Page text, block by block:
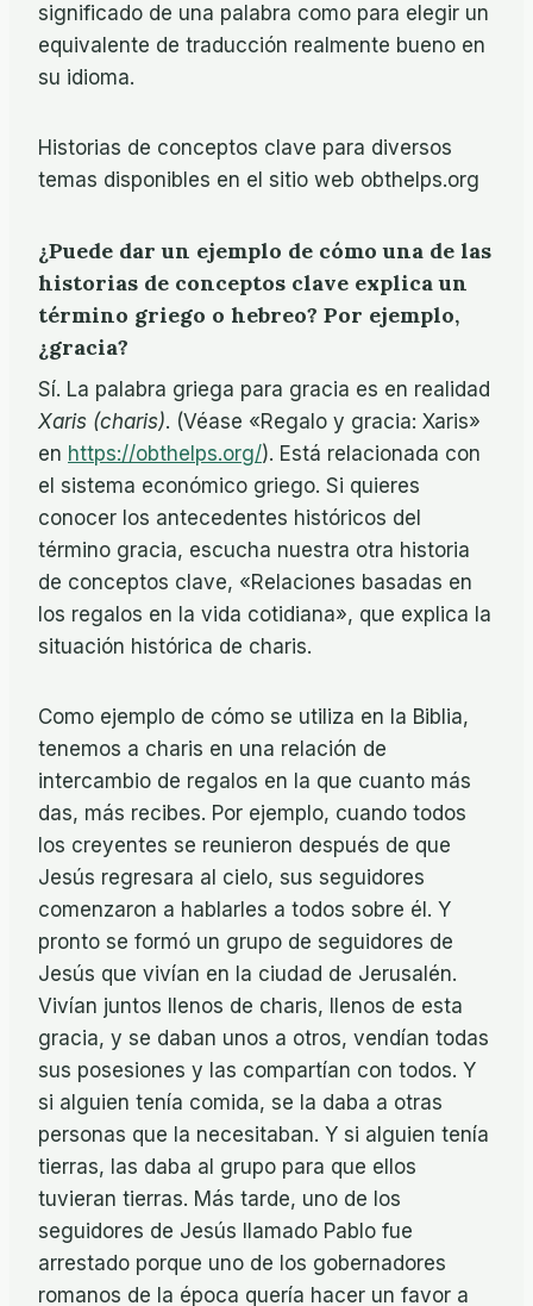
significado de una palabra como para elegir un
equivalente de traducción realmente bueno en
su idioma.
Historias de conceptos clave para diversos
temas disponibles en el sitio web obthelps.org
¿Puede dar un ejemplo de cómo una de las
historias de conceptos clave explica un
término griego o hebreo? Por ejemplo,
¿gracia?
Sí. La palabra griega para gracia es en realidad
Xaris (charis). (Véase «Regalo y gracia: Xaris»
en https://obthelps.org/). Está relacionada con
el sistema económico griego. Si quieres
conocer los antecedentes históricos del
término gracia, escucha nuestra otra historia
de conceptos clave, «Relaciones basadas en
los regalos en la vida cotidiana», que explica la
situación histórica de charis.
Como ejemplo de cómo se utiliza en la Biblia,
tenemos a charis en una relación de
intercambio de regalos en la que cuanto más
das, más recibes. Por ejemplo, cuando todos
los creyentes se reunieron después de que
Jesús regresara al cielo, sus seguidores
comenzaron a hablarles a todos sobre él. Y
pronto se formó un grupo de seguidores de
Jesús que vivían en la ciudad de Jerusalén.
Vivían juntos llenos de charis, llenos de esta
gracia, y se daban unos a otros, vendían todas
sus posesiones y las compartían con todos. Y
si alguien tenía comida, se la daba a otras
personas que la necesitaban. Y si alguien tenía
tierras, las daba al grupo para que ellos
tuvieran tierras. Más tarde, uno de los
seguidores de Jesús llamado Pablo fue
arrestado porque uno de los gobernadores
romanos de la época quería hacer un favor a